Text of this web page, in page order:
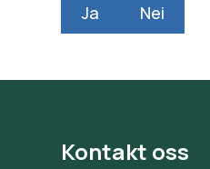
Ja Nei
Kontakt oss